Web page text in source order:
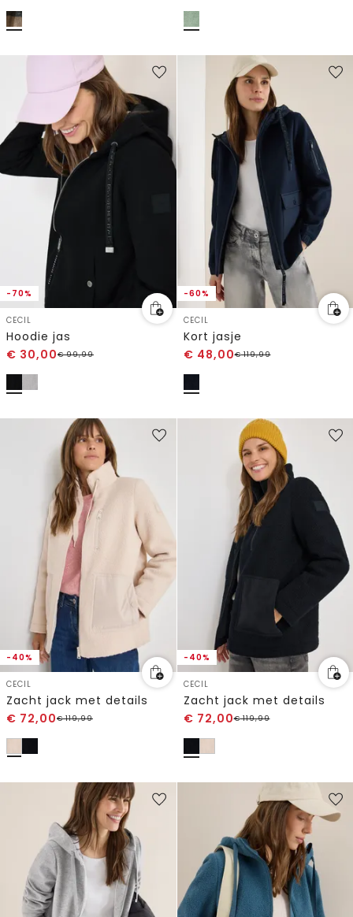
-70%
CECIL
Hoodie jas
€ 30,00€99,99
-60%
CECIL
Kort jasje
€ 48,00€119,99
-40%
CECIL
Zacht jack met details
€ 72,00€119,99
-40%
CECIL
Zacht jack met details
€ 72,00€119,99